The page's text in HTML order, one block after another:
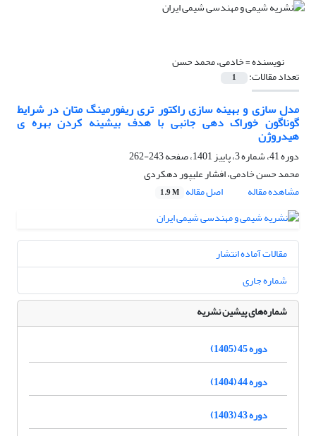
نویسنده =خادمی، محمد حسن
تعداد مقالات: 1
مدل سازی و بهینه سازی راکتور تری ریفورمینگ متان در شرایط
گوناگون خوراک دهی جانبی با هدف بیشینه کردن بهره ی
هیدروژن
دوره 41، شماره 3، پاییز 1401، صفحه
243-262
محمد حسن خادمی، افشار علیپور دهکردی
مشاهده مقاله
اصل مقاله 1.9 M
مقالات آماده انتشار
شماره جاری
شماره‌های پیشین نشریه
دوره 45 (1405)
دوره 44 (1404)
دوره 43 (1403)